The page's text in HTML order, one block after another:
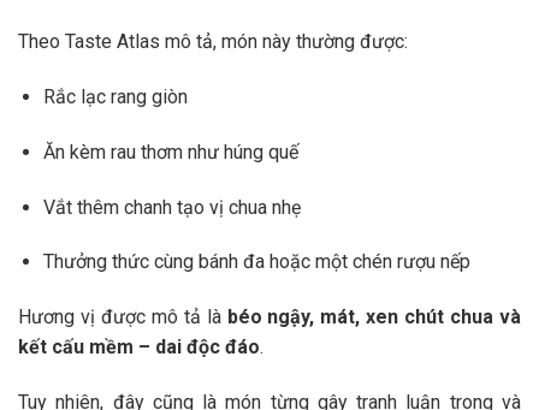
Theo Taste Atlas mô tả, món này thường được:
Rắc lạc rang giòn
Ăn kèm rau thơm như húng quế
Vắt thêm chanh tạo vị chua nhẹ
Thưởng thức cùng bánh đa hoặc một chén rượu nếp
Hương vị được mô tả là béo ngậy, mát, xen chút chua và
kết cấu mềm – dai độc đáo.
Tuy nhiên, đây cũng là món từng gây tranh luận trong và